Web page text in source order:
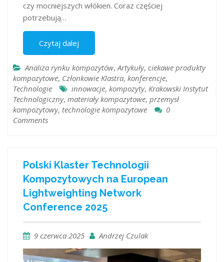
czy mocniejszych włókien. Coraz częściej
potrzebują…
Czytaj dalej
Analiza rynku kompozytów,Artykuły, ciekawe produkty
kompozytowe, Członkowie Klastra, konferencje,
Technologie
innowacje, kompozyty, Krakowski Instytut
Technologiczny, materiały kompozytowe, przemysł
kompozytowy, technologie kompozytowe
0
Comments
Polski Klaster Technologii
Kompozytowych na European
Lightweighting Network
Conference 2025
9 czerwca 2025 Andrzej Czulak